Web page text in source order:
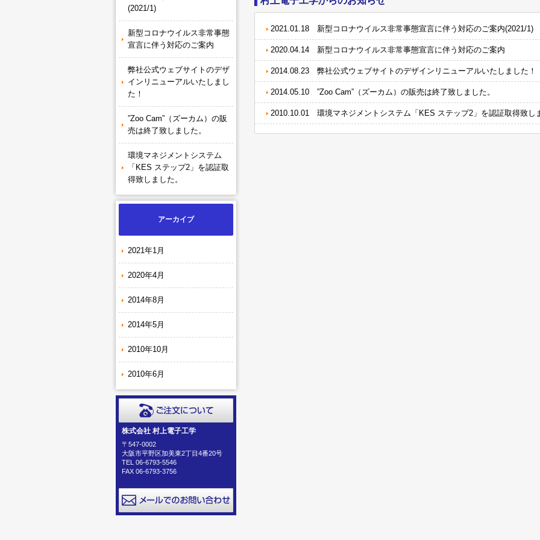
2021.01.18 新型コロナウイルス非常事態宣言に伴う対応のご案内(2021/1)
2020.04.14 新型コロナウイルス非常事態宣言に伴う対応のご案内
2014.08.23 弊社公式ウェブサイトのデザインリニューアルいたしました！
2014.05.10 ”Zoo Cam”（ズーカム）の販売は終了致しました。
2010.10.01 環境マネジメントシステム「KES ステップ2」を認証取得致し
(2021/1)
新型コロナウイルス非常事態
宣言に伴う対応のご案内
弊社公式ウェブサイトのデザ
インリニューアルいたしまし
た！
”Zoo Cam”（ズーカム）の販
売は終了致しました。
環境マネジメントシステム
「KES ステップ2」を認証取
得致しました。
アーカイブ
2021年1月
2020年4月
2014年8月
2014年5月
2010年10月
2010年6月
株式会社 村上電子工学
〒547-0002
大阪市平野区加美東2丁目4番20号
TEL 06-6793-5546
FAX 06-6793-3756